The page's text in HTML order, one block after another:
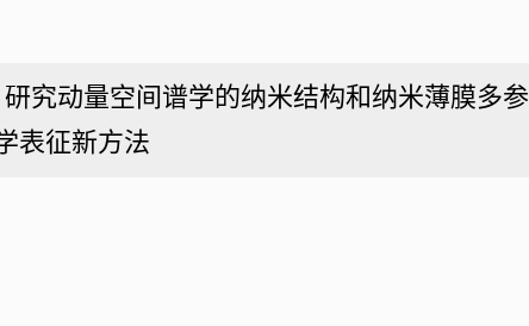
究动量空间谱学的纳米结构和纳米薄膜多参
表征新方法